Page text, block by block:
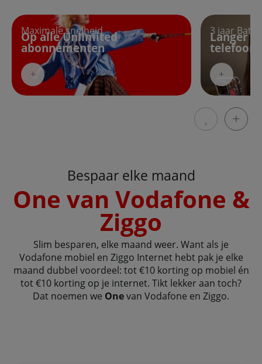
Op alle Unlimited abonnementen
Maximale snelheid
Op alle Unlimited
abonnementen
Langer
3 jaar
Langer
telefoon
Laat vorige
Laat
Bespaar elke maand
One van Vodafone &
Ziggo
Slim besparen, elke maand weer. Want als je
Vodafone mobiel en Ziggo Internet hebt pak je elke
maand dubbel voordeel: tot €10 korting op mobiel én
tot €10 korting op je internet. Tikt lekker aan toch?
Dat noemen we Onevan Vodafone en Ziggo.